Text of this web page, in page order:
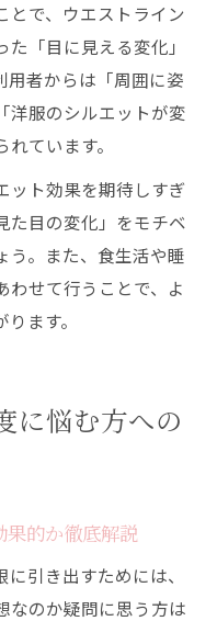
とで、ウエストライン
「目に見える変化」
用者からは「周囲に姿
洋服のシルエットが変
ています。
ット効果を期待しすぎ
た目の変化」をモチベ
う。また、食生活や睡
わせて行うことで、よ
ます。
に悩む方への
果的か徹底解説
引き出すためには、
なのか疑問に思う方は